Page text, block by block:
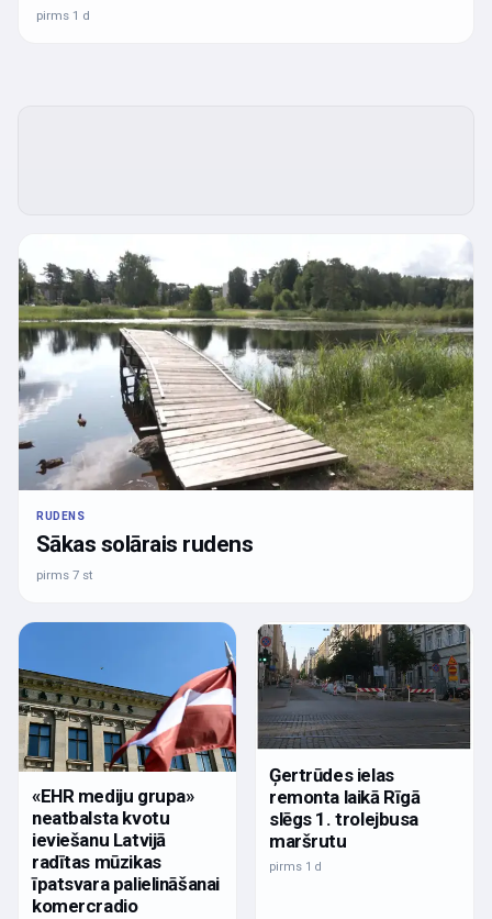
pirms 1 d
RUDENS
Sākas solārais rudens
pirms 7 st
«EHR mediju grupa»
neatbalsta kvotu
ieviešanu Latvijā
radītas mūzikas
īpatsvara palielināšanai
komercradio
Ģertrūdes ielas
remonta laikā Rīgā
slēgs 1. trolejbusa
maršrutu
pirms 1 d